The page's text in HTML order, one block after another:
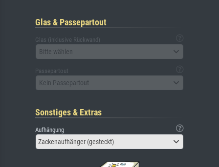
Glas & Passepartout
Glas (inklusive Rückwand)
Bitte wählen
Passepartout
Kein Passepartout
Sonstiges & Extras
Aufhängung
Zackenaufhänger (gesteckt)